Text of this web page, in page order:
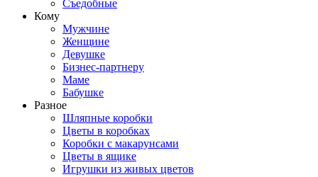
Съедобные
Кому
Мужчине
Женщине
Девушке
Бизнес-партнеру
Маме
Бабушке
Разное
Шляпные коробки
Цветы в коробках
Коробки с макарунсами
Цветы в ящике
Игрушки из живых цветов